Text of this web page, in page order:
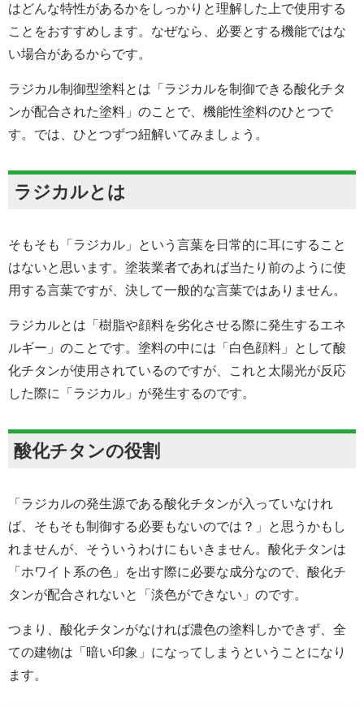
はどんな特性があるかをしっかりと理解した上で使用する
ことをおすすめします。なぜなら、必要とする機能ではな
い場合があるからです。
ラジカル制御型塗料とは「ラジカルを制御できる酸化チタ
ンが配合された塗料」のことで、機能性塗料のひとつで
す。では、ひとつずつ紐解いてみましょう。
ラジカルとは
そもそも「ラジカル」という言葉を日常的に耳にすること
はないと思います。塗装業者であれば当たり前のように使
用する言葉ですが、決して一般的な言葉ではありません。
ラジカルとは「樹脂や顔料を劣化させる際に発生するエネ
ルギー」のことです。塗料の中には「白色顔料」として酸
化チタンが使用されているのですが、これと太陽光が反応
した際に「ラジカル」が発生するのです。
酸化チタンの役割
「ラジカルの発生源である酸化チタンが入っていなけれ
ば、そもそも制御する必要もないのでは？」と思うかもし
れませんが、そういうわけにもいきません。酸化チタンは
「ホワイト系の色」を出す際に必要な成分なので、酸化チ
タンが配合されないと「淡色ができない」のです。
つまり、酸化チタンがなければ濃色の塗料しかできず、全
ての建物は「暗い印象」になってしまうということになり
ます。